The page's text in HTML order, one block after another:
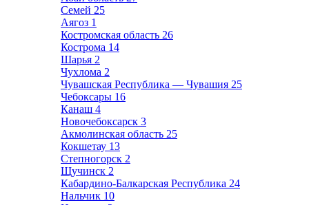
Семей 25
Аягоз 1
Костромская область 26
Кострома 14
Шарья 2
Чухлома 2
Чувашская Республика — Чувашия 25
Чебоксары 16
Канаш 4
Новочебоксарск 3
Акмолинская область 25
Кокшетау 13
Степногорск 2
Щучинск 2
Кабардино-Балкарская Республика 24
Нальчик 10